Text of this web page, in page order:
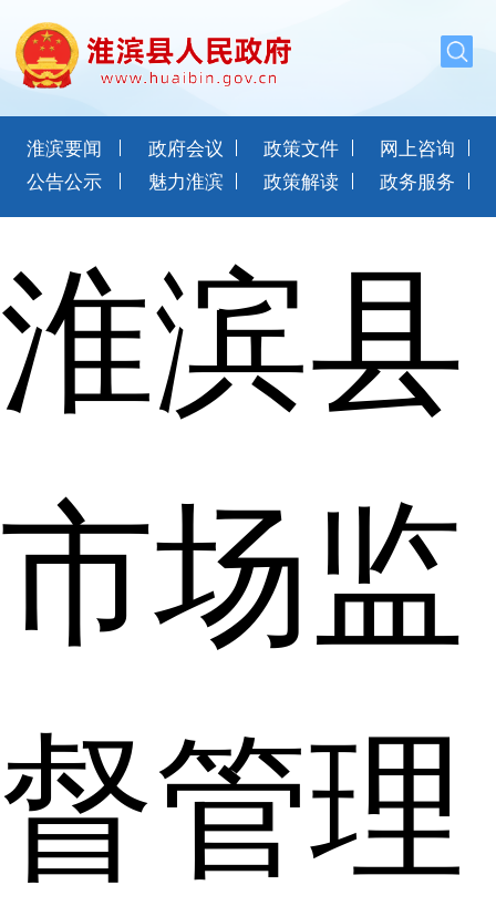
淮滨要闻 政府会议 政策文件
网上咨询
公告公示
魅力淮滨 政策解读 政务服务
淮滨县
市场监
督管理